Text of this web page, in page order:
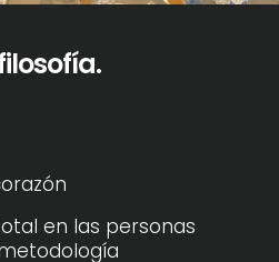
en las personas